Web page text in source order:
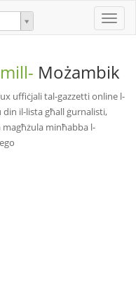
Toggle
Możambik
uffiċjali tal-gazzetti online l-
il-lista għall ġurnalisti,
minħabba l-